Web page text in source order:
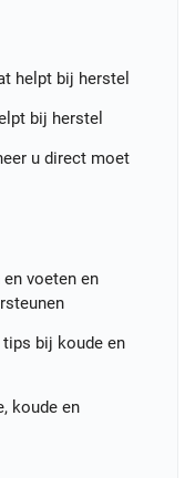
helpt bij herstel
bij herstel
u direct moet
voeten en
bij koude en
koude en